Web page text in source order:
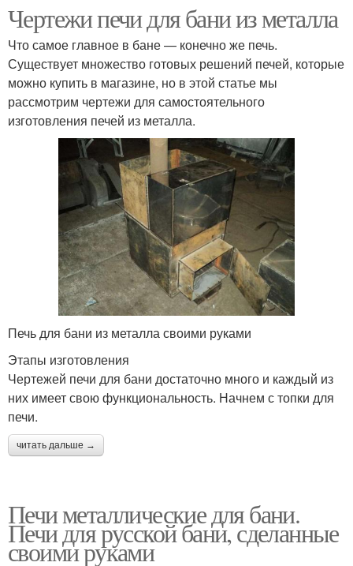
Чертежи печи для бани из металла
Что самое главное в бане — конечно же печь.
Существует множество готовых решений печей, которые
можно купить в магазине, но в этой статье мы
рассмотрим чертежи для самостоятельного
изготовления печей из металла.
Печь для бани из металла своими руками
Этапы изготовления
Чертежей печи для бани достаточно много и каждый из
них имеет свою функциональность. Начнем с топки для
печи.
читать дальше →
Печи металлические для бани.
Печи для русской бани, сделанные
своими руками